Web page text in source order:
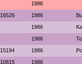
1986
16526 1986
1986
1986
15194 1986
10815 1986